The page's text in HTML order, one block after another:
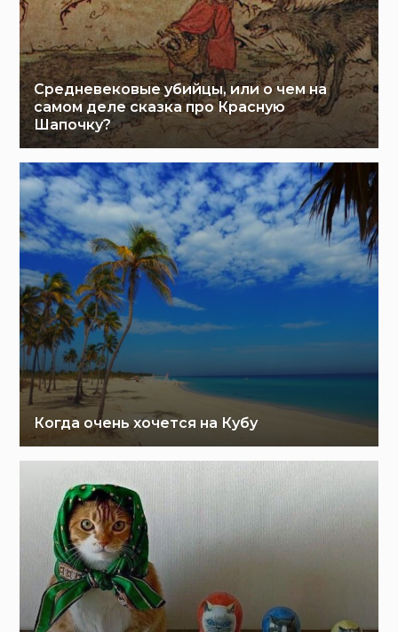
Средневековые убийцы, или о чем на
самом деле сказка про Красную
Шапочку?
Когда очень хочется на Кубу